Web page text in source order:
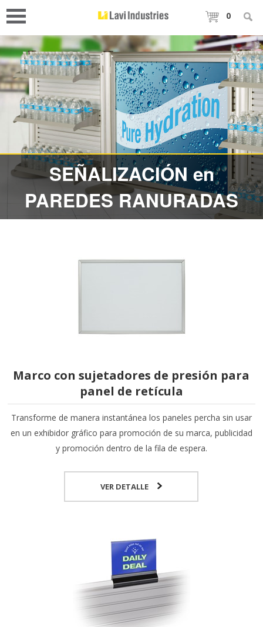
0
SEÑALIZACIÓN en
PAREDES RANURADAS
Marco con sujetadores de presión para
panel de retícula
Transforme de manera instantánea los paneles percha sin usar
en un exhibidor gráfico para promoción de su marca, publicidad
y promoción dentro de la fila de espera.
VER DETALLE